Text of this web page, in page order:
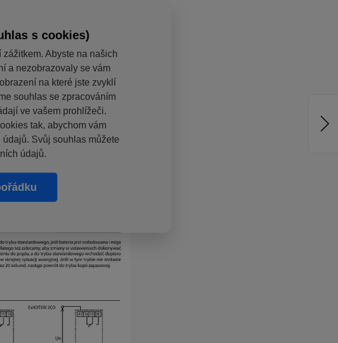
s cookies)
Abyste na našich
a nezobrazovaly se vám
na které jste zvyklí
souhlas se zpracováním
ve vašem prohlížeči.
tak, abychom vám
Svůj souhlas můžete
údajů.